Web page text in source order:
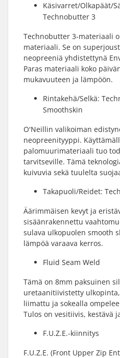
Käsivarret/Olkapäät/
Technobutter 3
Technobutter 3-materiaali
materiaali. Se on
neopreeniä yhdistettynä
Paras materiaali koko
mukavuuteen ja lämpöön.
Rintakehä/Selkä:
Smoothskin
O'Neillin valikoiman
neopreenityyppi.
palomuurimateriaali tuo
tarvitseville. Tämä
kuivuvia sekä tuulelta
Takapuoli/Reidet:
Äärimmäisen kevyt ja
sisäänrakennettu
sulava ulkopuolen smooth
lämpöä varaava kerros.
Fluid Seam Weld
Tämä on 8mm paksuinen
uretaanitiivistetty
liimattu ja sokealla
Tulos on vesitiivis, kestävä
F.U.Z.E.-kiinnitys
F.U.Z.E. (Front Upper Zip